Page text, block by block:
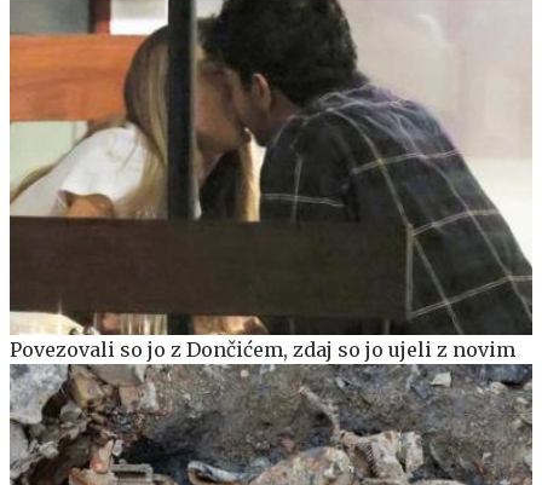
Povezovali so jo z Dončićem, zdaj so jo ujeli z novim